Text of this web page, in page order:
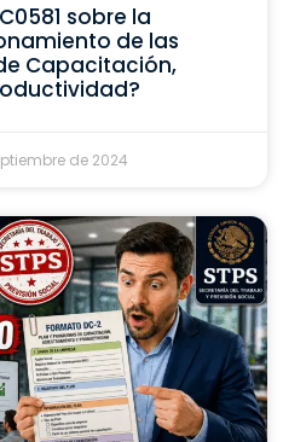
sobre la
de las
Capacitación,
de 2024